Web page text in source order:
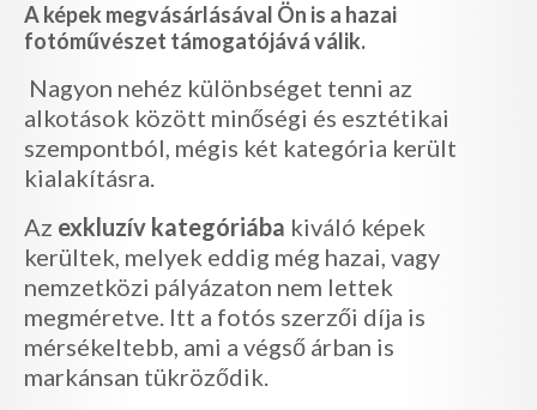
A képek megvásárlásával Ön is a hazai
fotóművészet támogatójává válik.
Nagyon nehéz különbséget tenni az
alkotások között minőségi és esztétikai
szempontból, mégis két kategória került
kialakításra.
Az exkluzív kategóriába kiváló képek
kerültek, melyek eddig még hazai, vagy
nemzetközi pályázaton nem lettek
megméretve. Itt a fotós szerzői díja is
mérsékeltebb, ami a végső árban is
markánsan tükröződik.